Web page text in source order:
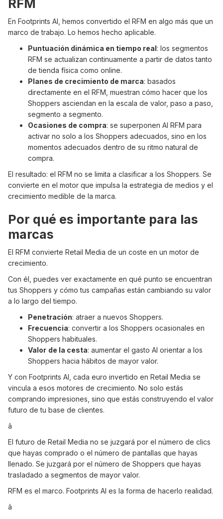
RFM
En Footprints AI, hemos convertido el RFM en algo más que un
marco de trabajo. Lo hemos hecho aplicable.
Puntuación dinámica en tiempo real: los segmentos
RFM se actualizan continuamente a partir de datos tanto
de tienda física como online.
Planes de crecimiento de marca: basados
directamente en el RFM, muestran cómo hacer que los
Shoppers asciendan en la escala de valor, paso a paso,
segmento a segmento.
Ocasiones de compra: se superponen AI RFM para
activar no solo a los Shoppers adecuados, sino en los
momentos adecuados dentro de su ritmo natural de
compra.
El resultado: el RFM no se limita a clasificar a los Shoppers. Se
convierte en el motor que impulsa la estrategia de medios y el
crecimiento medible de la marca.
Por qué es importante para las
marcas
El RFM convierte Retail Media de un coste en un motor de
crecimiento.
Con él, puedes ver exactamente en qué punto se encuentran
tus Shoppers y cómo tus campañas están cambiando su valor
a lo largo del tiempo.
Penetración: atraer a nuevos Shoppers.
Frecuencia: convertir a los Shoppers ocasionales en
Shoppers habituales.
Valor de la cesta: aumentar el gasto AI orientar a los
Shoppers hacia hábitos de mayor valor.
Y con Footprints AI, cada euro invertido en Retail Media se
vincula a esos motores de crecimiento. No solo estás
comprando impresiones, sino que estás construyendo el valor
futuro de tu base de clientes.
â
El futuro de Retail Media no se juzgará por el número de clics
que hayas comprado o el número de pantallas que hayas
llenado. Se juzgará por el número de Shoppers que hayas
trasladado a segmentos de mayor valor.
RFM es el marco. Footprints AI es la forma de hacerlo realidad.
â